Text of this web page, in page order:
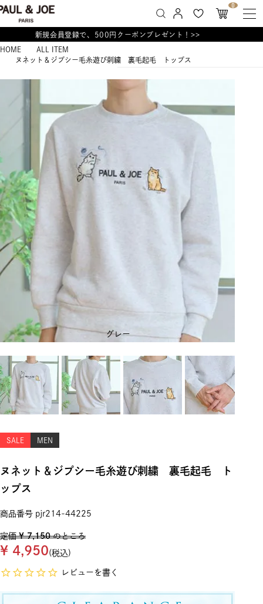
0
新規会員登録で、500円クーポンプレゼント！>>
HOME
ALL ITEM
ヌネット＆ジプシー毛糸遊び刺繍 裏毛起毛 トップス
グレー
SALE MEN
ヌネット＆ジプシー毛糸遊び刺繍 裏毛起毛 ト
ップス
商品番号 pjr214-44225
定価 ¥ 7,150 のところ
¥ 4,950 税込
レビューを書く